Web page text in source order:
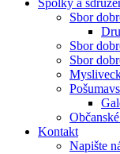
Spolky a
Sbor
Sbor
Sbor
Kontakt
Napište